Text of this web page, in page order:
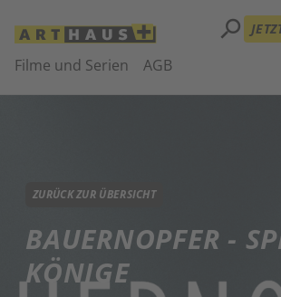
Filme und Serien AGB
search
ZURÜCK ZUR ÜBERSICHT
BAUERNOPFER -
KÖNIGE